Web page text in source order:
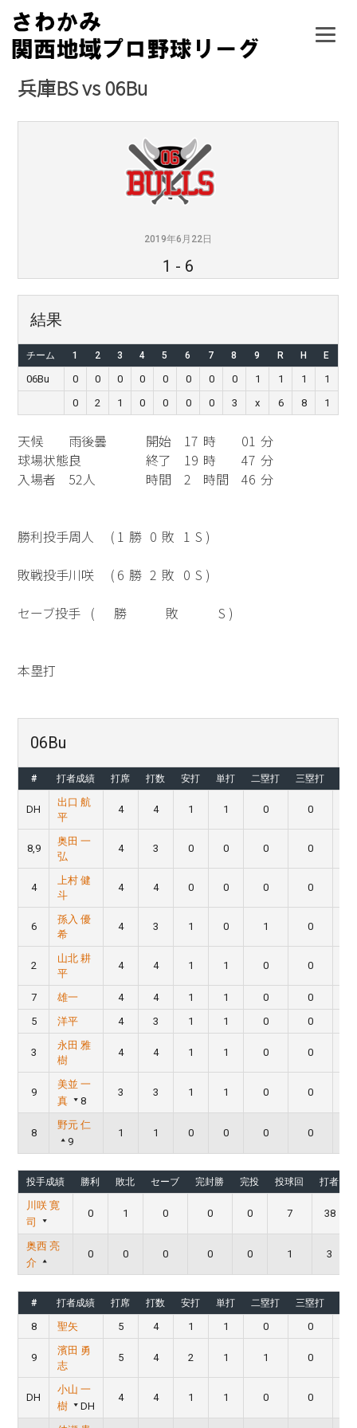
Skip
content
兵庫BS vs 06Bu
2019年6月22日
1 - 6
結果
チーム 1 2 3 4 5 6 7 8 9 R H E
06Bu 0 0 0 0 0 0 0 0 1 1 1
1
0
2 1 0 0 0 0 3 x 6 8 1
天候
雨後曇
球場状態良
入場者
52人
開始 17 時 01 分
終了
19 時 47 分
時間
2 時間 46 分
勝利投手周人 ( 1 勝 0 敗 1 S )
敗戦投手川咲 ( 6 勝 2 敗 0 S )
セーブ投手 ( 勝 敗 S )
本塁打
06Bu
# 打者成績 打席 打数 安打 単打 二塁打 三塁打
DH
出口 航
平
4 4 1 1 0 0
8,9
奥田 一
弘
4 3 0 0 0 0
4
上村 健
斗
4 4 0 0 0 0
6
孫入 優
希
4 3 1 0 1 0
2
山北 耕
平
4 4 1 1 0 0
7 雄一 4 4 1 1 0 0
5
洋平 4 3 1 1 0 0
3
永田 雅
樹
4 4 1 1 0 0
9
美並 一
真
8
3 3 1 1 0 0
8
野元 仁
9
1 1 0 0 0 0
投手成績 勝利 敗北 セーブ 完封勝 完投 投球回 打者
川咲 寛
司
0 1 0 0 0 7 38
奥西 亮
介
0 0 0 0 0 1 3
# 打者成績 打席 打数 安打 単打 二塁打 三塁打
8 聖矢 5 4 1 1 0 0
9
濱田 勇
志
5 4 2 1 1 0
DH
小山 一
樹
DH
4 4 1 1 0 0